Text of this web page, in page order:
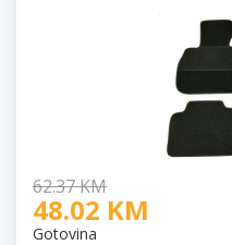
62.37 KM
48.02 KM
Gotovina